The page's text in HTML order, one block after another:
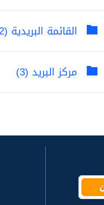
القائمة البريدية (2)
مركز البريد (3)